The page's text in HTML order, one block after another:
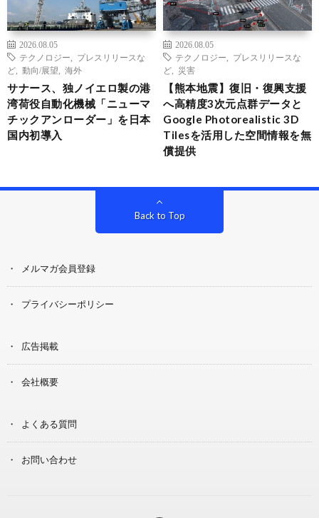
2026.08.05
テクノロジー
プレスリリースな
ど
動向/展望 海外
サナース、独ノイエロ製の港
湾荷役自動化機械「ニューマ
チックアンローダー」を日本
国内初導入
2026.08.05
テクノロジー
プレスリリースな
ど
災害
【熊本地震】復旧・復興支援
へ高精度3次元点群データと
Google Photorealistic 3D
Tilesを活用した空間情報を無
償提供
Back to Top
メルマガ会員登録
プライバシーポリシー
広告掲載
会社概要
よくある質問
お問い合わせ